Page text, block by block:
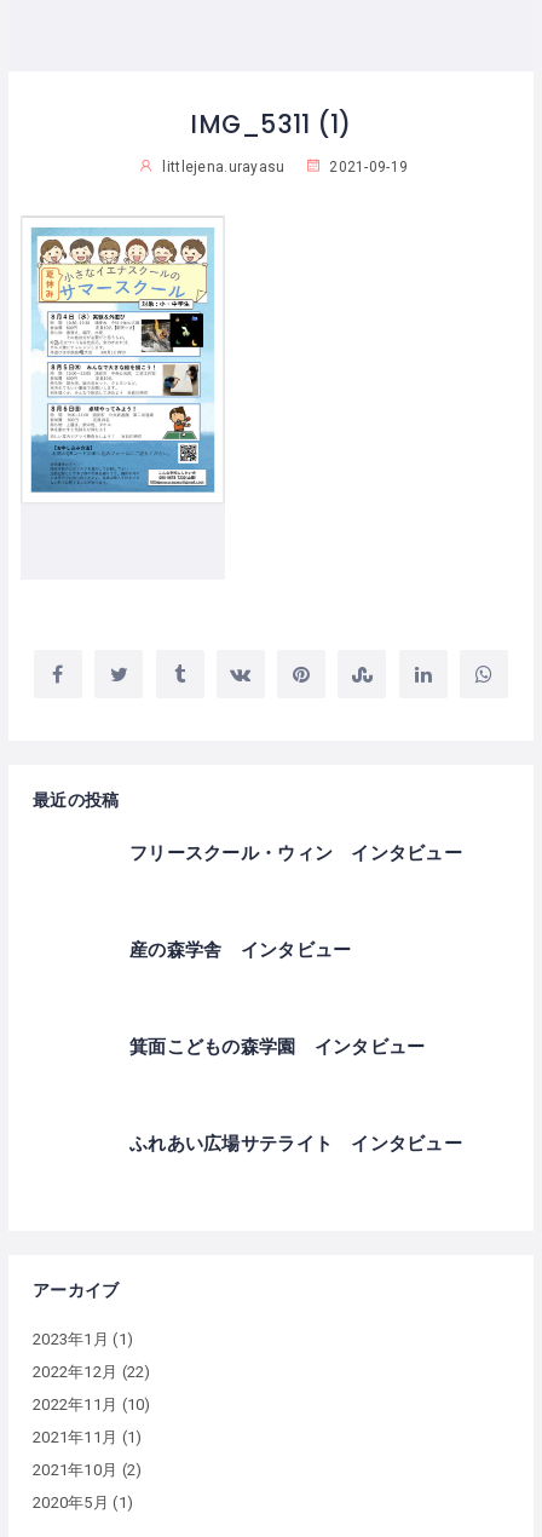
IMG_5311 (1)
littlejena.urayasu 2021-09-19
最近の投稿
フリースクール・ウィン インタビュー
産の森学舎 インタビュー
箕面こどもの森学園 インタビュー
ふれあい広場サテライト インタビュー
アーカイブ
2023年1月 (1)
2022年12月 (22)
2022年11月 (10)
2021年11月 (1)
2021年10月 (2)
2020年5月 (1)